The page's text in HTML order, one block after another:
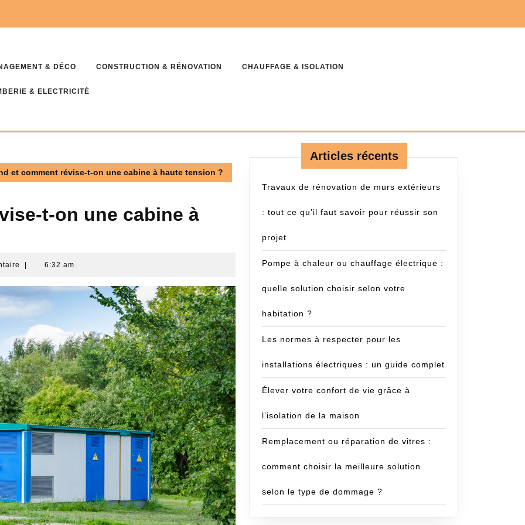
& DÉCO CONSTRUCTION & RÉNOVATION CHAUFFAGE & ISOLATION
& ELECTRICITÉ
et comment révise-t-on une cabine à haute tension ?
t-on une cabine à
6:32 am
Articles récents
Travaux de rénovation de murs extérieurs
: tout ce qu’il faut savoir pour réussir son
projet
Pompe à chaleur ou chauffage électrique :
quelle solution choisir selon votre
habitation ?
Les normes à respecter pour les
installations électriques : un guide complet
Élever votre confort de vie grâce à
l’isolation de la maison
Remplacement ou réparation de vitres :
comment choisir la meilleure solution
selon le type de dommage ?